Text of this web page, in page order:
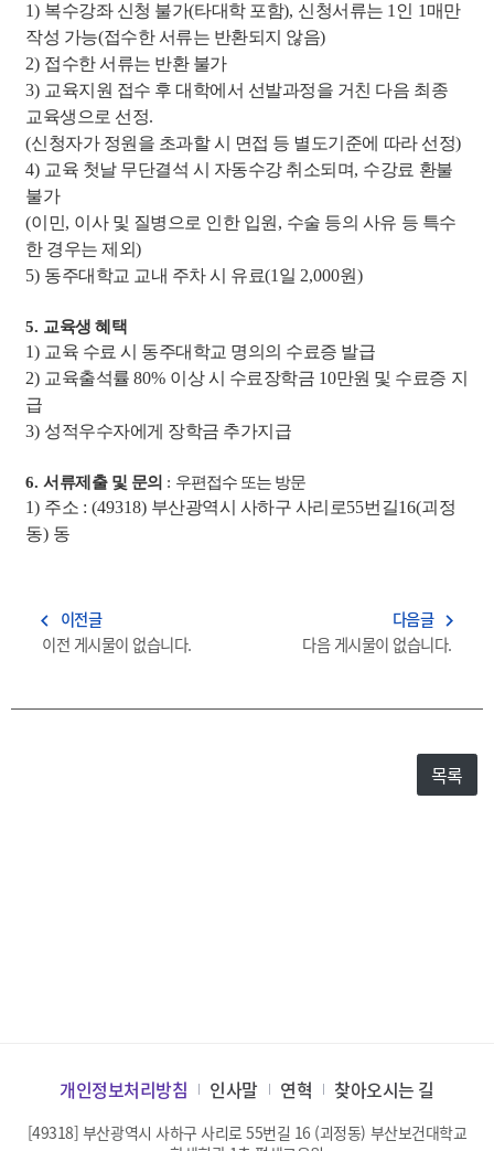
1) 복수강좌 신청 불가(타대학 포함), 신청서류는 1 인 1 매만
작성 가능(접수한 서류는 반환되지 않음)
2) 접수한 서류는 반환 불가
3) 교육지원 접수 후 대학에서 선발과정을 거친 다음 최종
교육생으로 선정.
(신청자가 정원을 초과할 시 면접 등 별도기준에 따라 선정)
4) 교육 첫날 무단결석 시 자동수강 취소되며, 수강료 환불
불가
(이민, 이사 및 질병으로 인한 입원 , 수술 등의 사유 등 특수
한 경우는 제외)
5) 동주대학교 교내 주차 시 유료(1 일 2,000원)
5. 교육생 혜택
1) 교육 수료 시 동주대학교 명의의 수료증 발급
2) 교육출석률80% 이상 시 수료장학금 10만원 및 수료증 지
급
3) 성적우수자에게 장학금 추가지급
6. 서류제출 및 문의 : 우편접수 또는 방문
1) 주소 : (49318) 부산광역시 사하구 사리로55번길16(괴정
동) 동
navigate_before 이전글
이전 게시물이 없습니다.
다음글 navigate_next
다음 게시물이 없습니다.
목록
개인정보처리방침 인사말 연혁 찾아오시는 길
[49318] 부산광역시 사하구 사리로 55번길 16 (괴정동) 부산보건대학교